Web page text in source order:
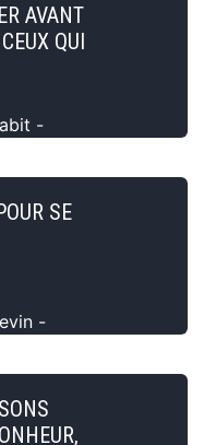
AVANT
QUI
-
SE
-